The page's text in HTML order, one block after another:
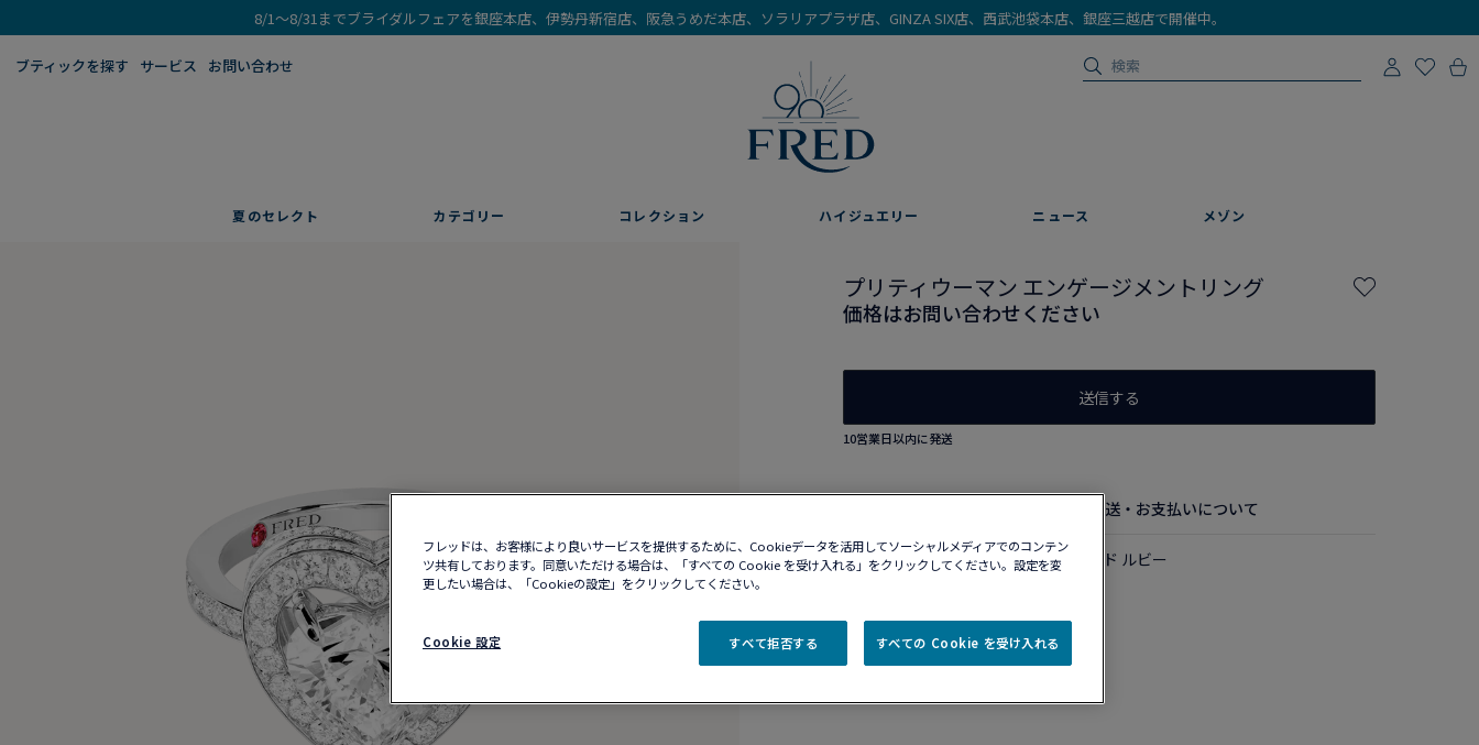
8/1～8/31までブライダルフェアを銀座本店、伊勢丹新宿店、阪急うめだ本店、ソラリアプラザ店、GINZA SIX店、西武池袋本店、銀座三越店で開催中。
ブティックを探す​ サービス お問い合わせ
夏のセレクト カテゴリー コレクション ハイジュエリー ニュース メゾン
プリティウーマン エンゲージメントリング
価格はお問い合わせください
送信する
10営業日以内に発送
配送・お支払いについて
PT950プラチナ 3カラットダイヤモンド ルビー
フレッドは、お客様により良いサービスを提供するために、Cookieデータを活用してソーシャルメディアでのコンテン
ツ共有しております。同意いただける場合は、「すべての Cookie を受け入れる」をクリックしてください。設定を変
更したい場合は、「Cookieの設定」をクリックしてください。
Cookie 設定 すべて拒否する すべての Cookie を受け入れる